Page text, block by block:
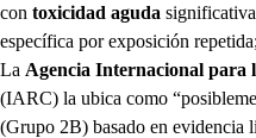
con toxicidad aguda
específica por exposición
La Agencia Internacional para
(IARC) la ubica como
(Grupo 2B) basado en evidencia